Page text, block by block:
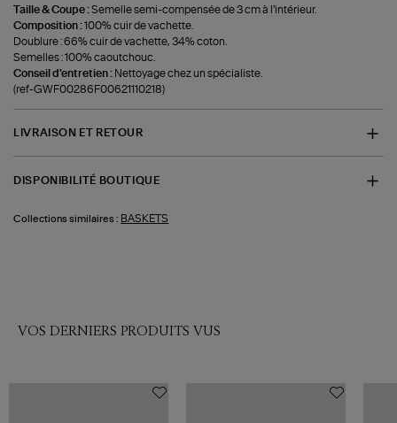
Taille & Coupe :Semelle semi-compensée de 3 cm à l'intérieur.
Composition :100% cuir de vachette.
Doublure : 66% cuir de vachette, 34% coton.
Semelles : 100% caoutchouc.
Conseil d'entretien : Nettoyage chez un spécialiste.
(ref-GWF00286F00621110218)
LIVRAISON ET RETOUR
DISPONIBILITÉ BOUTIQUE
Collections similaires : BASKETS
VOS DERNIERS PRODUITS VUS